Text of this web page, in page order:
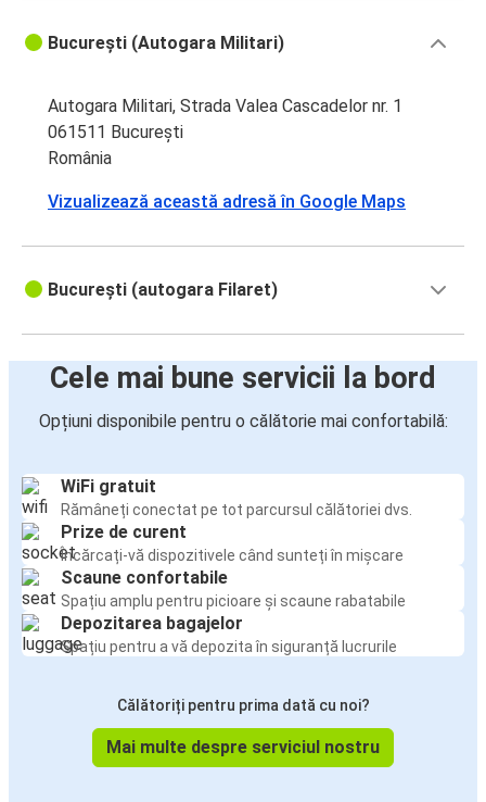
București (Autogara Militari)
Autogara Militari, Strada Valea Cascadelor nr. 1
061511 București
România
Vizualizează această adresă în Google Maps
București (autogara Filaret)
Cele mai bune servicii la bord
Opțiuni disponibile pentru o călătorie mai confortabilă:
WiFi gratuit
Rămâneți conectat pe tot parcursul călătoriei dvs.
Prize de curent
Încărcați-vă dispozitivele când sunteți în mișcare
Scaune confortabile
Spațiu amplu pentru picioare și scaune rabatabile
Depozitarea bagajelor
Spațiu pentru a vă depozita în siguranță lucrurile
Călătoriți pentru prima dată cu noi?
Mai multe despre serviciul nostru